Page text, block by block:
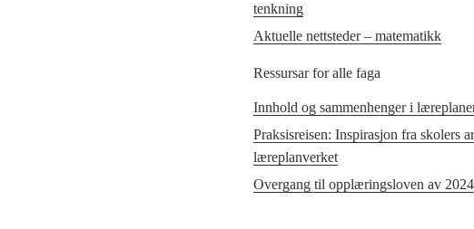
tenkning
Aktuelle nettsteder – matematikk
Ressursar for alle faga
Innhold og sammenhenger i
Praksisreisen: Inspirasjon fra skolers
læreplanverket
Overgang til opplæringsloven av 2024